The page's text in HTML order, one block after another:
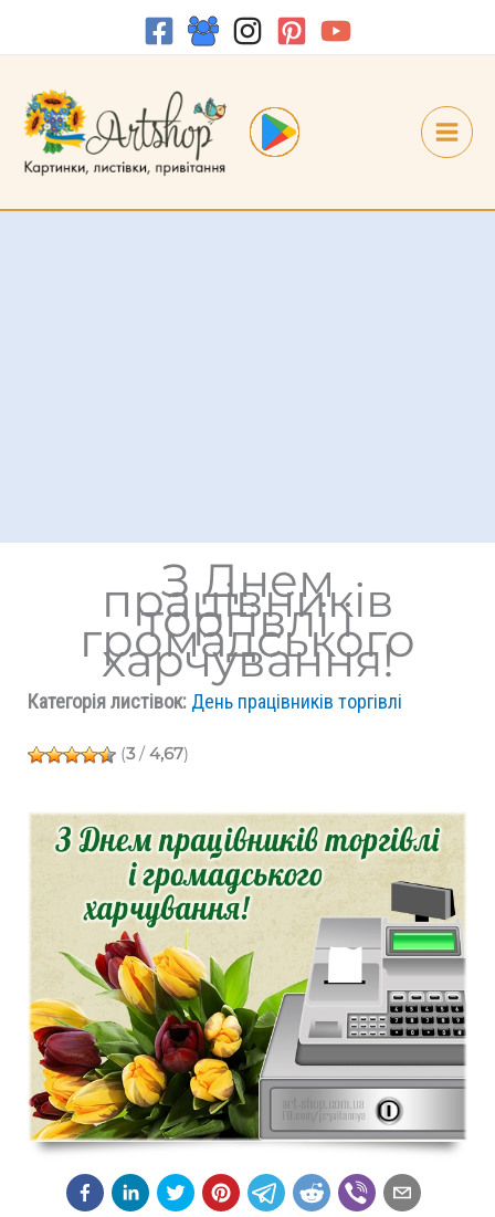
З Днем
працівників
торгівлі і
громадського
харчування!
Категорія листівок: День працівників торгівлі
(3/ 4,67)